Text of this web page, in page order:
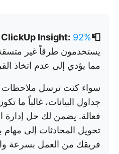
📮ClickUp Insight:92% من العاملين
يستخدمون طرقاً غير متسقة
مما يؤدي إلى عدم اتخاذ
سواء كنت ترسل ملاحظات
جداول البيانات، غالباً ما
تحويل المحادثات إلى
فريقك من العمل بسرعة